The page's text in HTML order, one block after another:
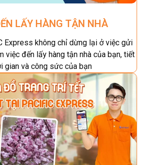
LẤY HÀNG TẬN NHÀ
Express không chỉ dừng lại ở việc gửi
việc đến lấy hàng tận nhà của bạn, tiết
gian và công sức của bạn